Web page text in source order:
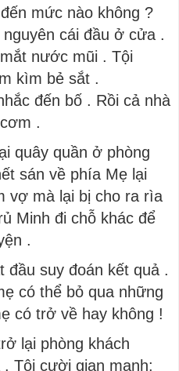
mức nào không ?
cái đầu ở cửa .
nước mũi . Tội
kìm bẻ sắt .
đến bố . Rồi cả nhà
.
quây quần ở phòng
sán về phía Mẹ lại
vợ mà lại bị cho ra rìa
Minh đi chỗ khác để
.
đầu suy đoán kết quả .
có thể bỏ qua những
có trở về hay không !
lại phòng khách
Tôi cười gian manh: